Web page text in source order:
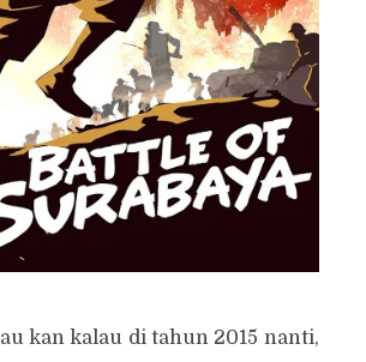
kan kalau di tahun 2015 nanti,